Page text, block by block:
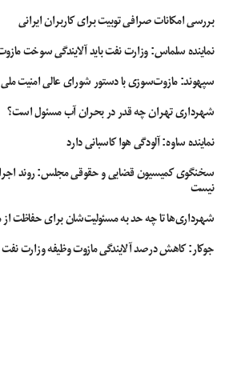
بررسی امکانات صرافی توبیت برای کاربران ایرانی
نماینده سلماس: وزارت نفت باید آلایندگی سوخت
سپهوند:‌ مازوت‌سوزی با دستور شورای عالی امنیت
شهرداری تهران چه قدر در بحران آب مسئول است؟
نماینده ساوه: آلودگی هوا کاسبانی دارد
سخنگوی کمیسیون قضایی و حقوقی مجلس: روند
نیست
شهرداری‌ها تا چه حد به مسئولیت‌شان برای حفاظت از
جوکار: کاهش درصد آلایندگی مازوت وظیفه وزارت